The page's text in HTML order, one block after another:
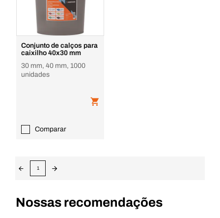
Conjunto de calços para
caixilho 40x30 mm
30 mm, 40 mm, 1000
unidades
Comparar
1
Nossas recomendações